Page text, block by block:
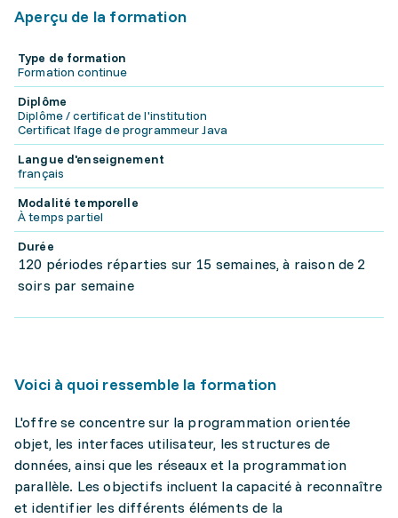
Aperçu de la formation
Type de formation
Formation continue
Diplôme
Diplôme / certificat de l'institution
Certificat Ifage de programmeur Java
Langue d'enseignement
français
Modalité temporelle
À temps partiel
Durée
120 périodes réparties sur 15 semaines, à raison de 2
soirs par semaine
Voici à quoi ressemble la formation
L'offre se concentre sur la programmation orientée
objet, les interfaces utilisateur, les structures de
données, ainsi que les réseaux et la programmation
parallèle. Les objectifs incluent la capacité à reconnaître
et identifier les différents éléments de la